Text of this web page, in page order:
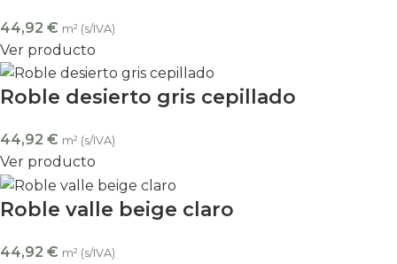
44,92 € m² (s/IVA)
Ver producto
Roble desierto gris cepillado
44,92 € m² (s/IVA)
Ver producto
Roble valle beige claro
44,92 € m² (s/IVA)